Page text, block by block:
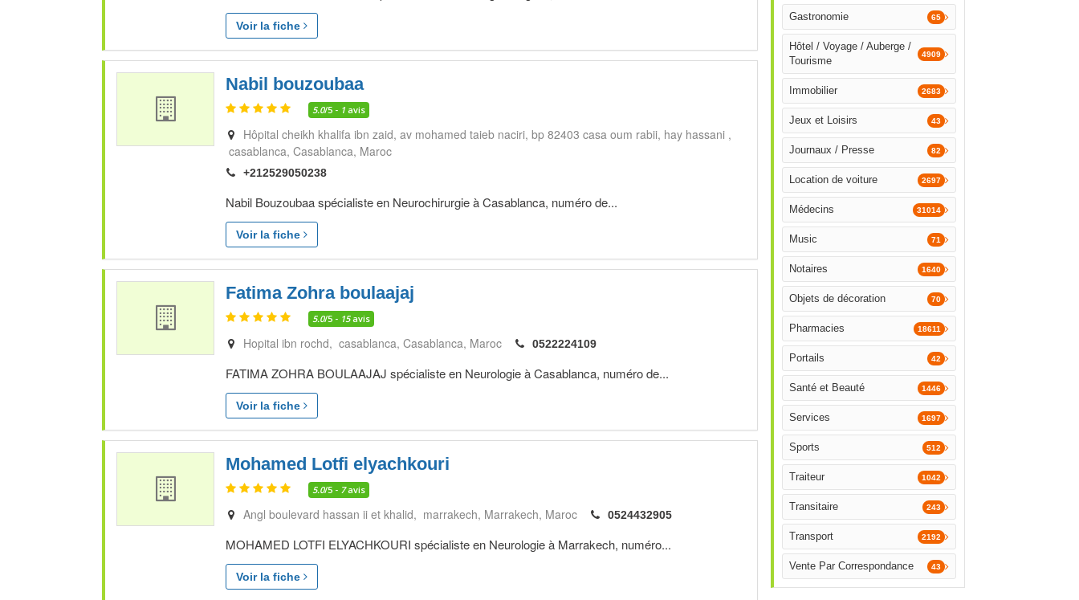
Voir la fiche
Nabil bouzoubaa
5.0/5 - 1 avis
Hôpital cheikh khalifa ibn zaid, av mohamed taieb naciri, bp 82403 casa oum rabii, hay hassani ,
casablanca Casablanca Maroc
+212529050238
Nabil Bouzoubaa spécialiste en Neurochirurgie à Casablanca, numéro de...
Voir la fiche
Fatima Zohra boulaajaj
5.0/5 - 15avis
Hopital ibn rochd, casablanca Casablanca Maroc 0522224109
FATIMA ZOHRA BOULAAJAJ spécialiste en Neurologie à Casablanca, numéro de...
Voir la fiche
Mohamed Lotfi elyachkouri
5.0/5 - 7avis
Angl boulevard hassan ii et khalid, marrakech Marrakech Maroc 0524432905
MOHAMED LOTFI ELYACHKOURI spécialiste en Neurologie à Marrakech, numéro...
Voir la fiche
Gastronomie 65
Hôtel / Voyage / Auberge /
Tourisme
4909
Immobilier 2683
Jeux et Loisirs 43
Journaux / Presse 82
Location de voiture 2697
Médecins 31014
Music 71
Notaires 1640
Objets de décoration 70
Pharmacies 18611
Portails 42
Santé et Beauté 1446
Services 1697
Sports 512
Traiteur 1042
Transitaire 243
Transport 2192
Vente Par Correspondance 43